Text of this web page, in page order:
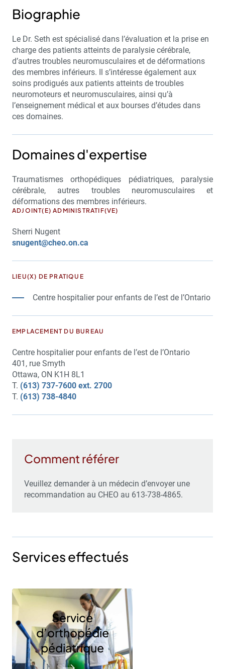
Biographie
Le Dr. Seth est spécialisé dans l’évaluation et la prise en
charge des patients atteints de paralysie cérébrale,
d’autres troubles neuromusculaires et de déformations
des membres inférieurs. Il s’intéresse également aux
soins prodigués aux patients atteints de troubles
neuromoteurs et neuromusculaires, ainsi qu’à
l’enseignement médical et aux bourses d’études dans
ces domaines.
Domaines d'expertise
Traumatismes orthopédiques pédiatriques, paralysie
cérébrale, autres troubles neuromusculaires et
déformations des membres inférieurs.
ADJOINT(E) ADMINISTRATIF(VE)
Sherri Nugent
snugent@cheo.on.ca
LIEU(X) DE PRATIQUE
Centre hospitalier pour enfants de l’est de l’Ontario
EMPLACEMENT DU BUREAU
Centre hospitalier pour enfants de l’est de l’Ontario
401, rue Smyth
Ottawa, ON K1H 8L1
T. (613) 737-7600 ext. 2700
T. (613) 738-4840
Comment référer
Veuillez demander à un médecin d’envoyer une
recommandation au CHEO au 613-738-4865.
Services effectués
Service
d’orthopédie
pédiatrique